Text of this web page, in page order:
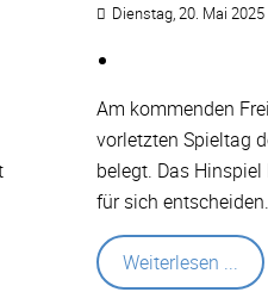
Dienstag, 20. Mai
Am kommenden
vorletzten Spieltag
belegt. Das
für sich entscheiden.
Weiterlesen ...